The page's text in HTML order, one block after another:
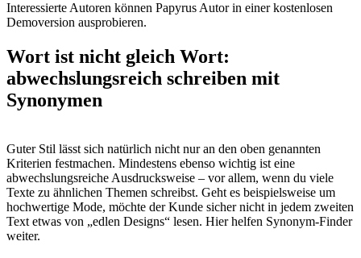
Interessierte Autoren können Papyrus Autor in einer kostenlosen
Demoversion ausprobieren.
Wort ist nicht gleich Wort:
abwechslungsreich schreiben mit
Synonymen
Guter Stil lässt sich natürlich nicht nur an den oben genannten
Kriterien festmachen. Mindestens ebenso wichtig ist eine
abwechslungsreiche Ausdrucksweise – vor allem, wenn du viele
Texte zu ähnlichen Themen schreibst. Geht es beispielsweise um
hochwertige Mode, möchte der Kunde sicher nicht in jedem zweiten
Text etwas von „edlen Designs“ lesen. Hier helfen Synonym-Finder
weiter.